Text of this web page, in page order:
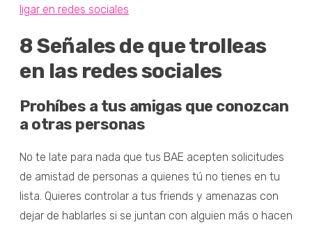
ligar en redes sociales
8 Señales de que trolleas
en las redes sociales
Prohíbes a tus amigas que conozcan
a otras personas
No te late para nada que tus BAE acepten solicitudes
de amistad de personas a quienes tú no tienes en tu
lista. Quieres controlar a tus friends y amenazas con
dejar de hablarles si se juntan con alguien más o hacen